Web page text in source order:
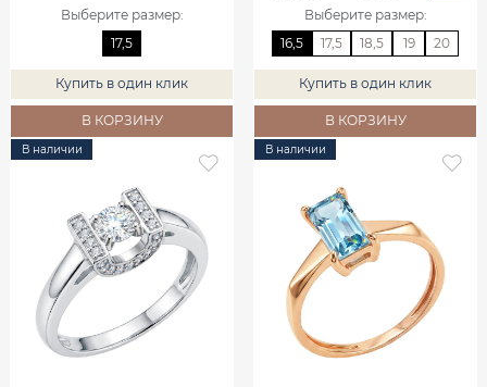
Выберите размер:
17,5
Купить в один клик
В КОРЗИНУ
Выберите размер:
16,5
17,5 18,5 19 20
Купить в один клик
В КОРЗИНУ
В наличии В наличии